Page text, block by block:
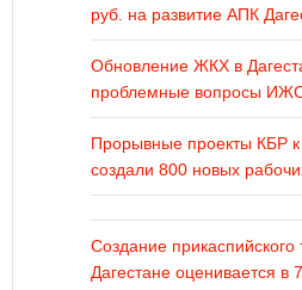
руб. на развитие АПК
Обновление ЖКХ в
проблемные вопросы
Прорывные проекты КБР к
создали 800 новых
Создание прикаспийского
Дагестане оценивается в